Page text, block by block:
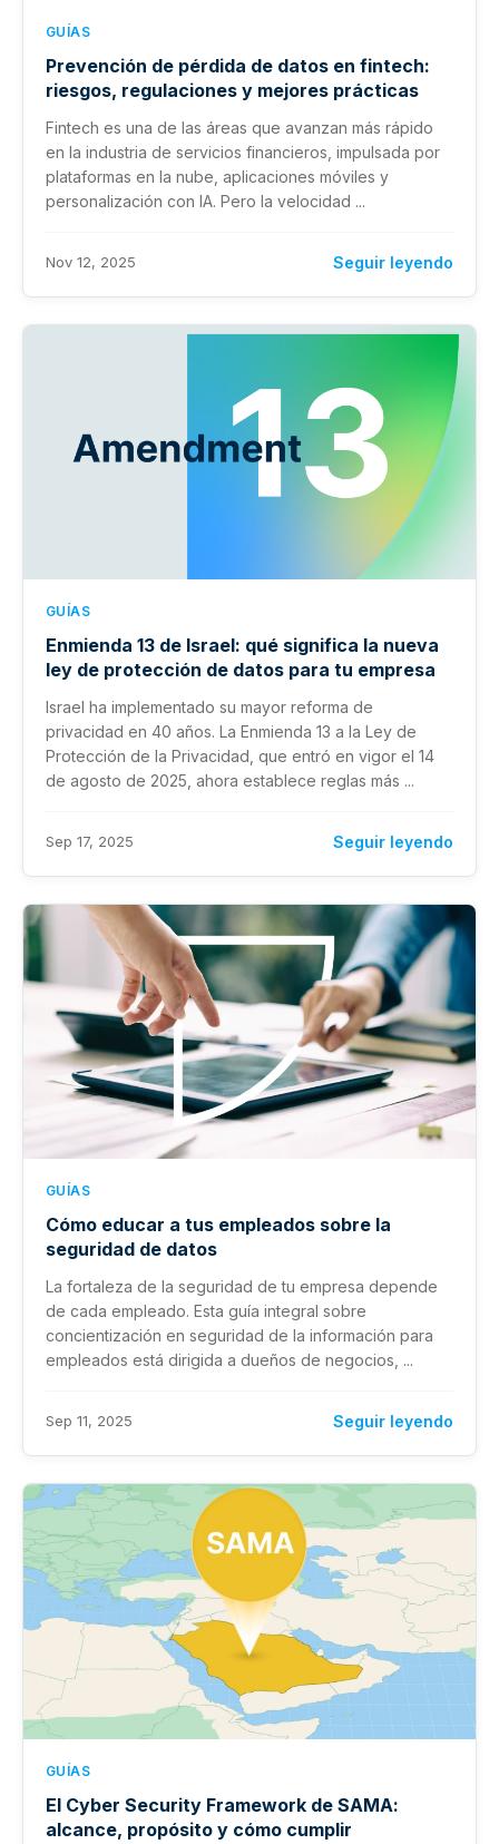
GUÍAS
Prevención de pérdida de datos en fintech:
riesgos, regulaciones y mejores prácticas
Fintech es una de las áreas que avanzan más rápido
en la industria de servicios financieros, impulsada por
plataformas en la nube, aplicaciones móviles y
personalización con IA. Pero la velocidad ...
Nov 12, 2025 Seguir leyendo
GUÍAS
Enmienda 13 de Israel: qué significa la nueva
ley de protección de datos para tu empresa
Israel ha implementado su mayor reforma de
privacidad en 40 años. La Enmienda 13 a la Ley de
Protección de la Privacidad, que entró en vigor el 14
de agosto de 2025, ahora establece reglas más ...
Sep 17, 2025 Seguir leyendo
GUÍAS
Cómo educar a tus empleados sobre la
seguridad de datos
La fortaleza de la seguridad de tu empresa depende
de cada empleado. Esta guía integral sobre
concientización en seguridad de la información para
empleados está dirigida a dueños de negocios, ...
Sep 11, 2025 Seguir leyendo
GUÍAS
El Cyber Security Framework de SAMA:
alcance, propósito y cómo cumplir